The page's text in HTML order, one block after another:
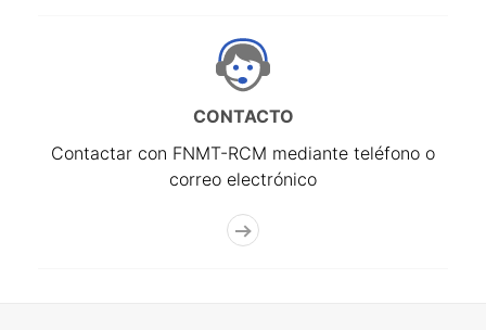
CONTACTO
Contactar con FNMT-RCM mediante teléfono o
correo electrónico